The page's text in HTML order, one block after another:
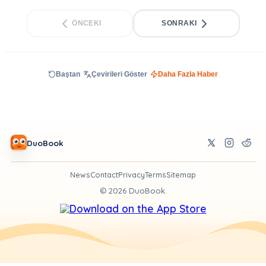
ÖNCEKI SONRAKI
Baştan Çevirileri Göster Daha Fazla Haber
DuoBook
NewsContactPrivacyTermsSitemap
© 2026DuoBook.